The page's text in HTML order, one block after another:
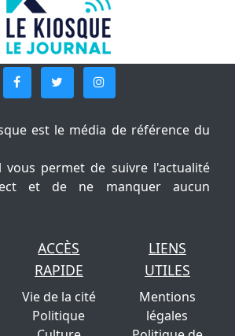
est le média de référence du
vous permet de suivre l'actualité
et de ne manquer aucun
ACCÈS
RAPIDE
Vie de la cité
Politique
LIENS
UTILES
Mentions
légales